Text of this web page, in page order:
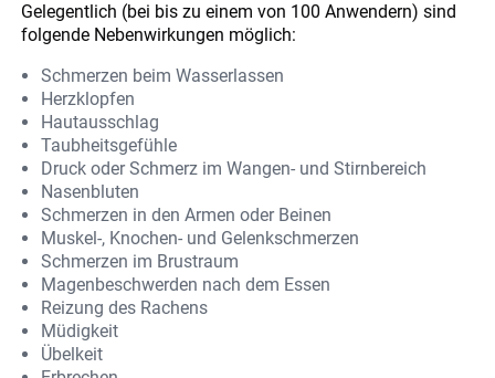
Gelegentlich (bei bis zu einem von 100 Anwendern) sind
folgende Nebenwirkungen möglich:
Schmerzen beim Wasserlassen
Herzklopfen
Hautausschlag
Taubheitsgefühle
Druck oder Schmerz im Wangen- und Stirnbereich
Nasenbluten
Schmerzen in den Armen oder Beinen
Muskel-, Knochen- und Gelenkschmerzen
Schmerzen im Brustraum
Magenbeschwerden nach dem Essen
Reizung des Rachens
Müdigkeit
Übelkeit